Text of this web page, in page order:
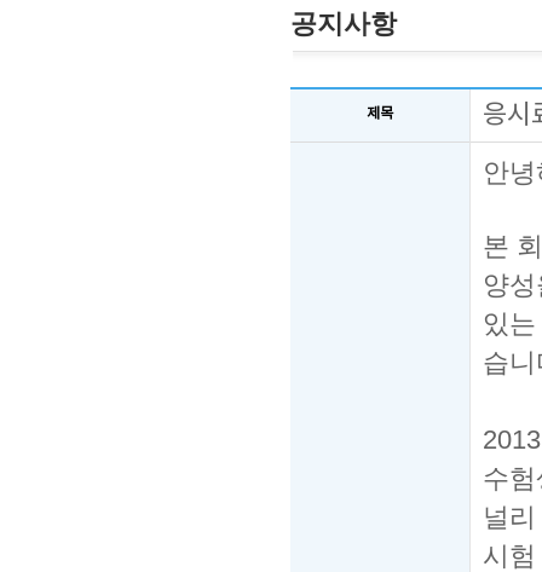
공지사항
제목 응시
안
본
양
있는
습니
2013
수
널
시